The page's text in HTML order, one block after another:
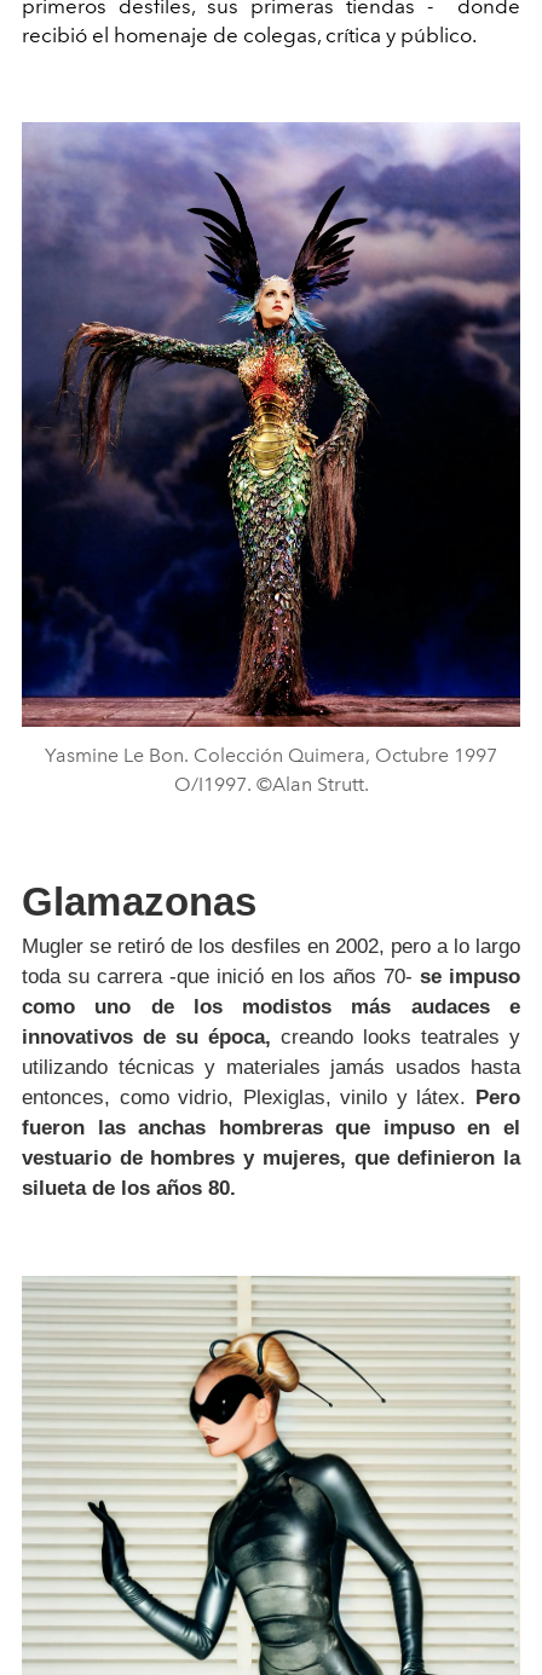
primeros desfiles, sus primeras tiendas - donde
recibió el homenaje de colegas, crítica y público.
Yasmine Le Bon. Colección Quimera, Octubre 1997
O/I1997. ©Alan Strutt.
Glamazonas
Mugler se retiró de los desfiles en 2002, pero a lo largo
toda su carrera -que inició en los años 70-se impuso
como uno de los modistos más audaces e
innovativos de su época, creando looks teatrales y
utilizando técnicas y materiales jamás usados hasta
entonces, como vidrio, Plexiglas, vinilo y látex.
Pero
fueron las anchas hombreras que impuso en el
vestuario de hombres y mujeres, que definieron la
silueta de los años 80.